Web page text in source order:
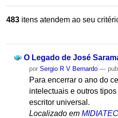
483 itens atendem ao seu
O Legado de José
porSergio R V Bernardo —
Para encerrar o ano do
intelectuais e outros
escritor universal.
Localizado em